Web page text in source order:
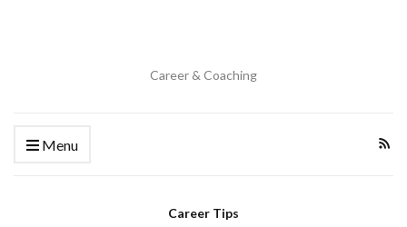
Career & Coaching
Menu
Career Tips